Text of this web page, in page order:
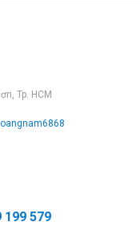
Tp. HCM
199 579